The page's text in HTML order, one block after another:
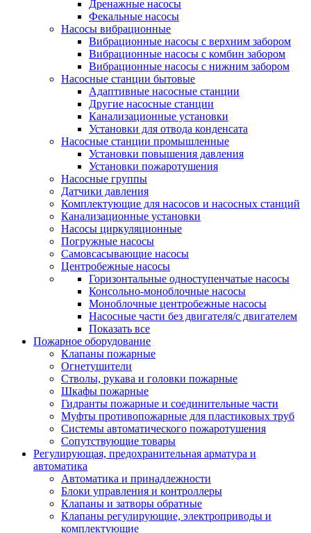
Дренажные насосы
Фекальные насосы
Насосы вибрационные
Вибрационные насосы с верхним забором
Вибрационные насосы с комбин забором
Вибрационные насосы с нижним забором
Насосные станции бытовые
Адаптивные насосные станции
Другие насосные станции
Канализационные установки
Установки для отвода конденсата
Насосные станции промышленные
Установки повышения давления
Установки пожаротушения
Насосные группы
Датчики давления
Комплектующие для насосов и насосных станций
Канализационные установки
Насосы циркуляционные
Погружные насосы
Самовсасывающие насосы
Центробежные насосы
Горизонтальные одноступенчатые насосы
Консольно-моноблочные насосы
Моноблочные центробежные насосы
Насосные части без двигателя/с двигателем
Показать все
Пожарное оборудование
Клапаны пожарные
Огнетушители
Стволы, рукава и головки пожарные
Шкафы пожарные
Гидранты пожарные и соединительные части
Муфты противопожарные для пластиковых труб
Системы автоматического пожаротушения
Сопутствующие товары
Регулирующая, предохранительная арматура и
автоматика
Автоматика и принадлежности
Блоки управления и контроллеры
Клапаны и затворы обратные
Клапаны регулирующие, электроприводы и
комплектующие